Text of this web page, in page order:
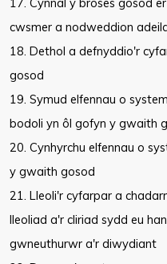
cwsmer a nodweddion
18. Dethol a defnyddio'r
gosod
19. Symud elfennau o
bodoli yn ôl gofyn y gwaith
20. Cynhyrchu elfennau o
y gwaith gosod
21. Lleoli'r cyfarpar a
lleoliad a'r cliriad sydd eu
gwneuthurwr a'r diwydiant